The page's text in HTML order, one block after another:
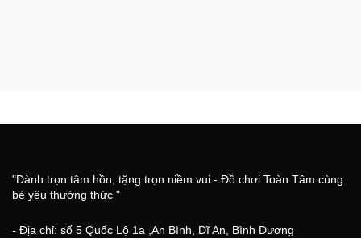
"Dành trọn tâm hồn, tặng trọn niềm vui - Đồ chơi Toàn Tâm cùng
bé yêu thưởng thức "
- Địa chỉ: số 5 Quốc Lộ 1a ,An Bình, Dĩ An, Bình Dương